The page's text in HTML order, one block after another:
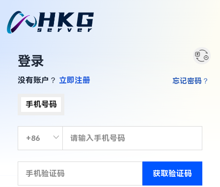
登录
没有账户？ 立即注册
手机号码
获取验证码
忘记密码？